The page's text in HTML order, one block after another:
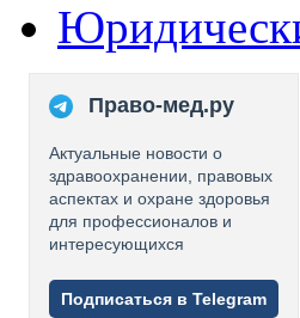
Право-мед.ру
Актуальные новости о
здравоохранении, правовых
аспектах и охране здоровья
для профессионалов и
интересующихся
Подписаться в Telegram